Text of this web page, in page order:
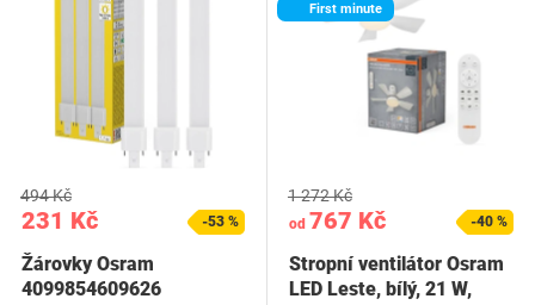
231 Kč
494 Kč
-53 %
Žárovky Osram
4099854609626
First minute
od 767 Kč
1 272 Kč
-40 %
Stropní ventilátor Osram
LED Leste, bílý, 21 W,